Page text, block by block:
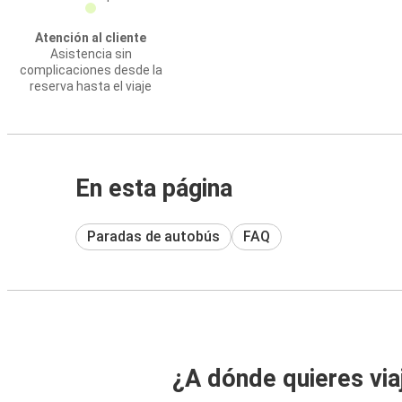
Atención al cliente
Asistencia sin
complicaciones desde la
reserva hasta el viaje
En esta página
Paradas de autobús FAQ
¿A dónde quieres